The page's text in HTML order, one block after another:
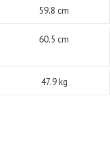
59.8 cm
60.5 cm
47.9 kg